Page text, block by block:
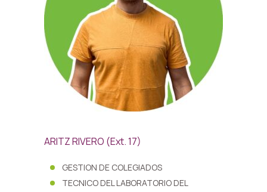
ARITZ RIVERO (Ext. 17)
GESTION DE COLEGIADOS
TECNICO DEL LABORATORIO DEL